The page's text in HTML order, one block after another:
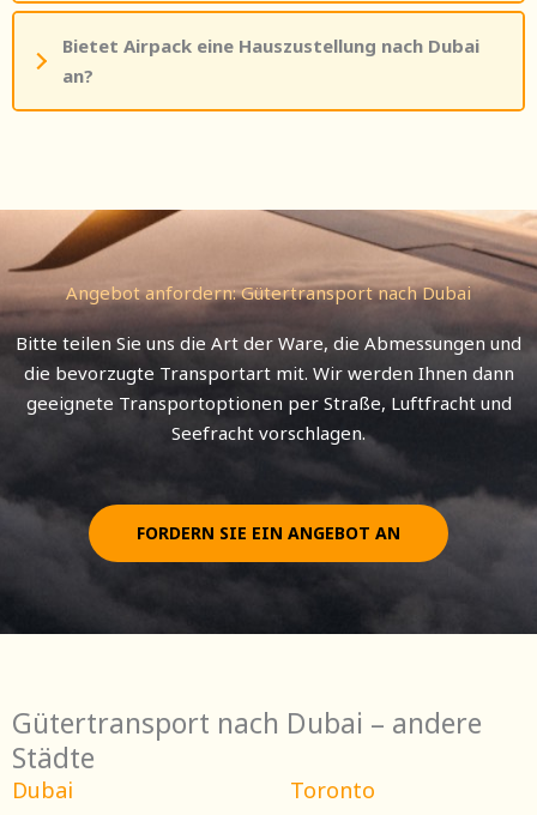
Bietet Airpack eine Hauszustellung nach Dubai
an?
Angebot anfordern: Gütertransport nach Dubai
Bitte teilen Sie uns die Art der Ware, die Abmessungen und
die bevorzugte Transportart mit. Wir werden Ihnen dann
geeignete Transportoptionen per Straße, Luftfracht und
Seefracht vorschlagen.
FORDERN SIE EIN ANGEBOT AN
Gütertransport nach Dubai – andere
Städte
Dubai
Toronto